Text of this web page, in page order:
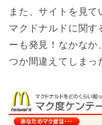
また、サイトを見て
マクドナルドに関す
ーも発見！なかなか
つか間違えてしまっ